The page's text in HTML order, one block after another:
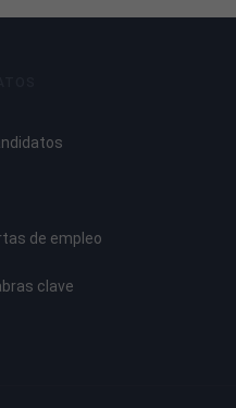
de empleo
clave